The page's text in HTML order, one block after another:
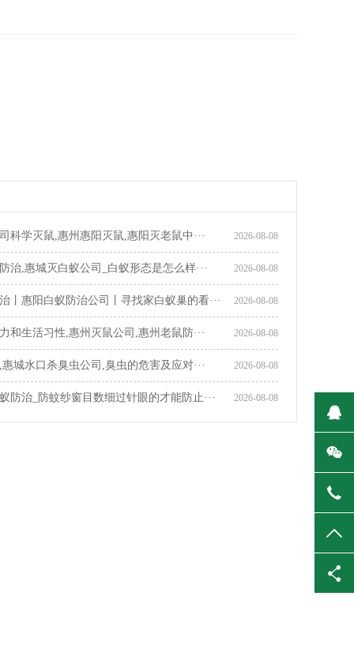
2026-08-08
科学灭鼠,惠州惠阳灭鼠,惠阳灭老鼠中···
2026-08-08
治,惠城灭白蚁公司_白蚁形态是怎么样···
2026-08-08
丨惠阳白蚁防治公司丨寻找家白蚁巢的看···
2026-08-08
和生活习性,惠州灭鼠公司,惠州老鼠防···
2026-08-08
城水口杀臭虫公司,臭虫的危害及应对···
2026-08-08
防治_防蚊纱窗目数细过针眼的才能防止···
在
微